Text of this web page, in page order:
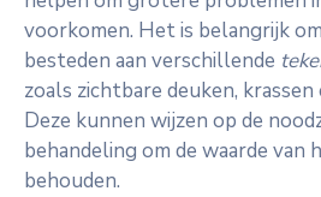
voorkomen. Het is belangrijk
besteden aan verschillende
zoals zichtbare deuken,
Deze kunnen wijzen op de
behandeling om de waarde
behouden.